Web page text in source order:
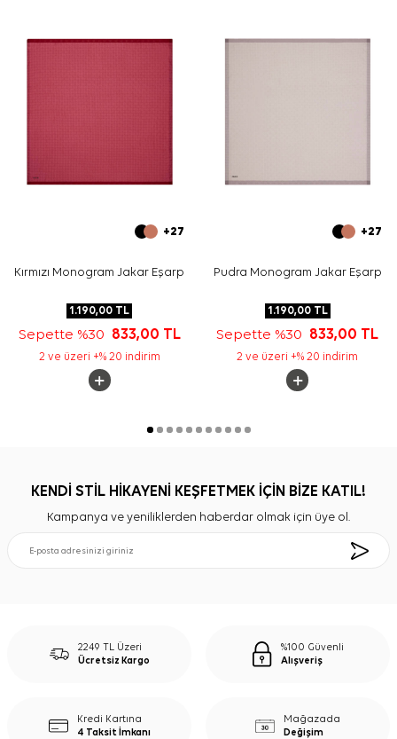
izleyiniz. İpek ve hassas eşarplarınızda elde hassas
Deseni nasıl bir görünüme sahiptir?
+27
Kırmızı Monogram Jakar Eşarp
1.190,00 TL
Sepette %30 833,00 TL
2 ve üzeri +% 20 indirim
+27
Pudra Monogram Jakar Eşarp
1.190,00TL
Sepette %30 833,00 TL
2 ve üzeri +% 20 indirim
KENDİ STİL HİKAYENİ KEŞFETMEK İÇİN BİZE KATIL!
Kampanya ve yeniliklerden haberdar olmak için üye ol.
2249 TL Üzeri
Ücretsiz Kargo
%100 Güvenli
Alışveriş
Kredi Kartına
4 Taksit İmkanı
Mağazada
Değişim